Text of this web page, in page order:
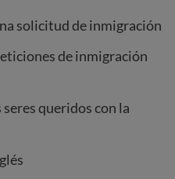
solicitud de inmigración
de inmigración
seres queridos con la